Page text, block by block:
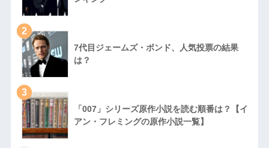
2
7代目ジェームズ・ボンド、人気投票の結果
は？
3
「007」シリーズ原作小説を読む順番は？【イ
アン・フレミングの原作小説一覧】